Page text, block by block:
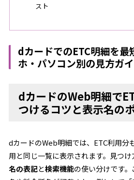
スト
dカードでのETC明細を最
ホ・パソコン別の見方ガ
dカードのWeb明細で
つけるコツと表示名の
dカードのWeb明細では、ETC利用分
用と同じ一覧に表示されます。見つけ
名の表記と検索機能の使い分けです